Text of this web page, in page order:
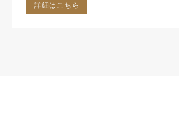
詳細はこちら